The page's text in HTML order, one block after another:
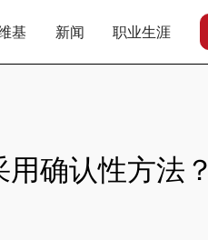
基 新闻 职业生涯
确认性方法？